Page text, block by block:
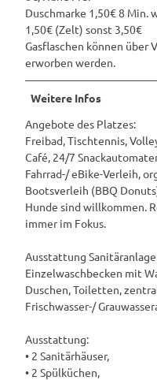
Duschmarke 1,50€ 8 Min.
1,50€ (Zelt) sonst 3,50€
Gasflaschen können über
erworben werden.
Weitere Infos
Angebote des Platzes:
Freibad, Tischtennis,
Café, 24/7
Fahrrad-/ eBike-Verleih,
Bootsverleih (BBQ
Hunde sind willkommen.
immer im Fokus.
Ausstattung
Einzelwaschbecken mit
Duschen, Toiletten,
Frischwasser-/
Ausstattung:
• 2 Sanitärhäuser,
• 2 Spülküchen,